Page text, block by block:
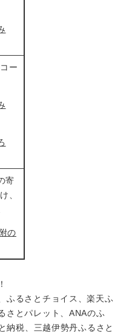
ー
寄
、
の
ふるさとチョイス、楽天ふ
さとパレット、ANAのふ
納税、三越伊勢丹ふるさと